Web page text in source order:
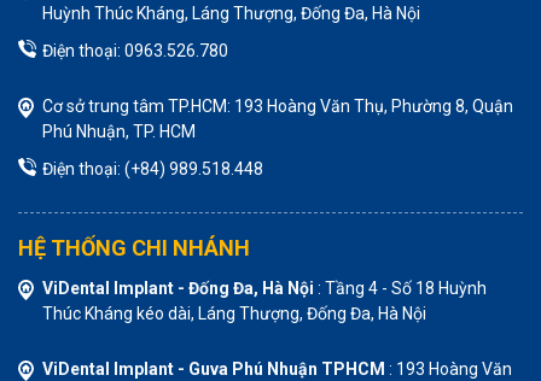
Huỳnh Thúc Kháng, Láng Thượng, Đống Đa, Hà Nội
Điện thoại: 0963.526.780
Cơ sở trung tâm TP.HCM: 193 Hoàng Văn Thụ, Phường 8, Quận
Phú Nhuận, TP. HCM
Điện thoại: (+84) 989.518.448
HỆ THỐNG CHI NHÁNH
ViDental Implant - Đống Đa, Hà Nội : Tầng 4 - Số 18 Huỳnh
Thúc Kháng kéo dài, Láng Thượng, Đống Đa, Hà Nội
ViDental Implant - Guva Phú Nhuận TPHCM : 193 Hoàng Văn